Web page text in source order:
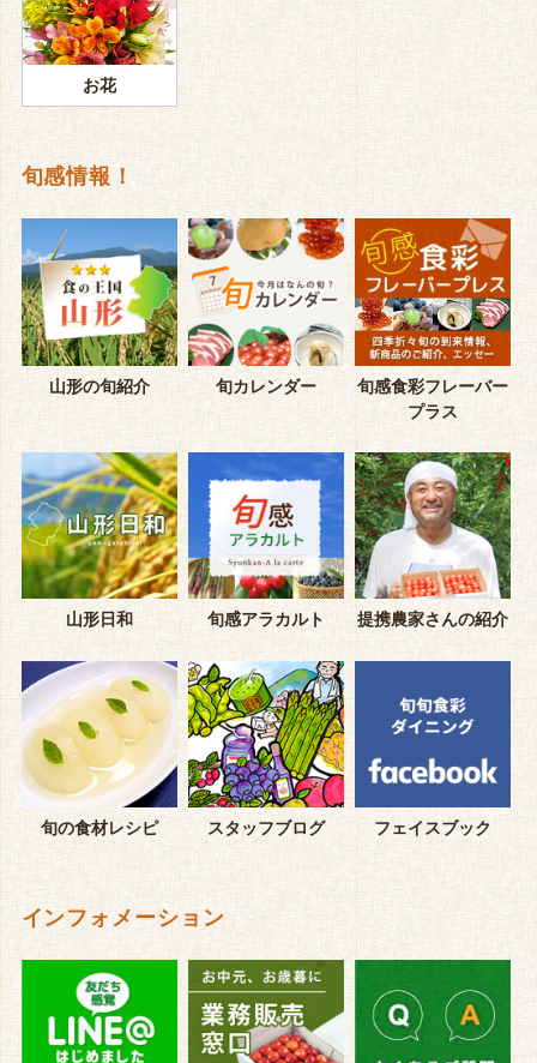
お花
旬感情報！
山形の旬紹介 旬カレンダー
旬感食彩フレーバー
プラス
山形日和 旬感アラカルト 提携農家さんの紹介
旬の食材レシピ スタッフブログ フェイスブック
インフォメーション